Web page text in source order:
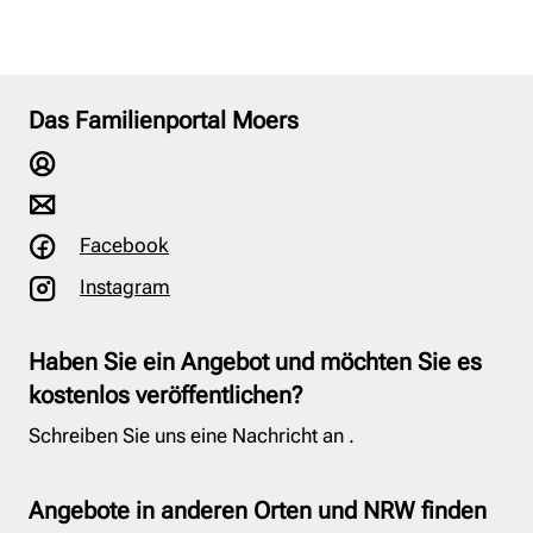
Das Familienportal Moers
Facebook
Instagram
Haben Sie ein Angebot und möchten Sie es
kostenlos veröffentlichen?
Schreiben Sie uns eine Nachricht an .
Angebote in anderen Orten und NRW finden